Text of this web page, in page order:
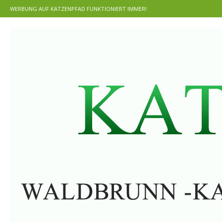
WERBUNG AUF KATZENPFAD FUNKTIONIERT IMMER!